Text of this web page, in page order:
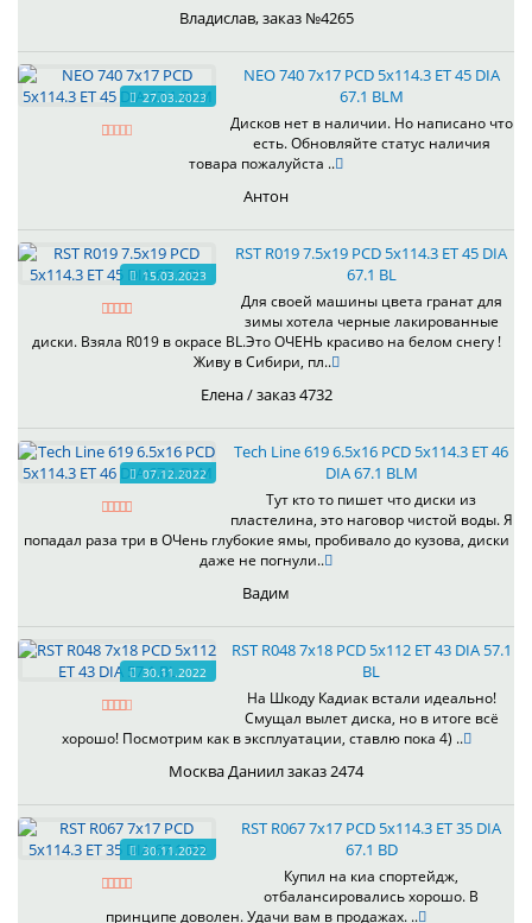
Владислав, заказ №4265
27.03.2023
NEO 740 7x17 PCD 5x114.3 ET 45 DIA
67.1 BLM
Дисков нет в наличии. Но написано что
есть. Обновляйте статус наличия
товара пожалуйста ..
Антон
15.03.2023
RST R019 7.5x19 PCD 5x114.3 ET 45 DIA
67.1 BL
Для своей машины цвета гранат для
зимы хотела черные лакированные
диски. Взяла R019 в окрасе BL.Это ОЧЕНЬ красиво на белом снегу !
Живу в Сибири, пл..
Елена / заказ 4732
07.12.2022
Tech Line 619 6.5x16 PCD 5x114.3 ET 46
DIA 67.1 BLM
Тут кто то пишет что диски из
пластелина, это наговор чистой воды. Я
попадал раза три в ОЧень глубокие ямы, пробивало до кузова, диски
даже не погнули..
Вадим
30.11.2022
RST R048 7x18 PCD 5x112 ET 43 DIA 57.1
BL
На Шкоду Кадиак встали идеально!
Смущал вылет диска, но в итоге всё
хорошо! Посмотрим как в эксплуатации, ставлю пока 4) ..
Москва Даниил заказ 2474
30.11.2022
RST R067 7x17 PCD 5x114.3 ET 35 DIA
67.1 BD
Купил на киа спортейдж,
отбалансировались хорошо. В
принципе доволен. Удачи вам в продажах. ..